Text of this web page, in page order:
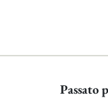
Passato